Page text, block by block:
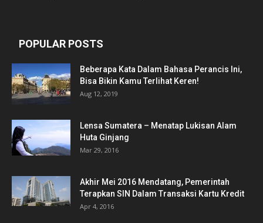
POPULAR POSTS
Beberapa Kata Dalam Bahasa Perancis Ini,
Bisa Bikin Kamu Terlihat Keren!
Aug 12, 2019
Lensa Sumatera – Menatap Lukisan Alam
Huta Ginjang
Mar 29, 2016
Akhir Mei 2016 Mendatang, Pemerintah
Terapkan SIN Dalam Transaksi Kartu Kredit
Apr 4, 2016